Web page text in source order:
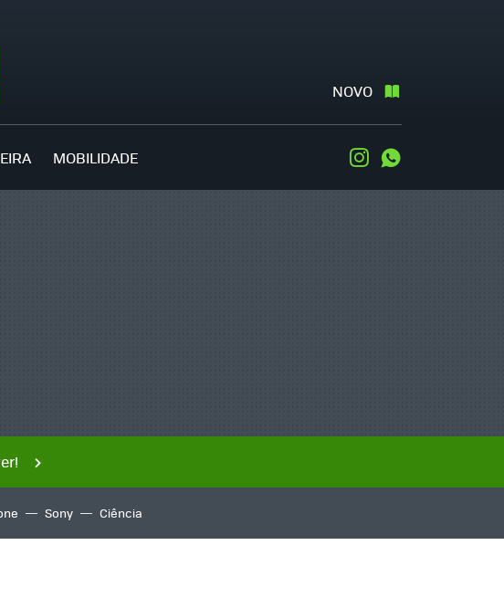
NOVO
MOBILIDADE Instagram
Sony Ciência